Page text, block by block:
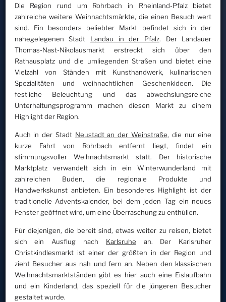
Die Region rund um Rohrbach in Rheinland-Pfalz bietet
zahlreiche weitere Weihnachtsmärkte, die einen Besuch wert
sind. Ein besonders beliebter Markt befindet sich in der
nahegelegenen Stadt Landau in der Pfalz. Der Landauer
Thomas-Nast-Nikolausmarkt erstreckt sich über den
Rathausplatz und die umliegenden Straßen und bietet eine
Vielzahl von Ständen mit Kunsthandwerk, kulinarischen
Spezialitäten und weihnachtlichen Geschenkideen. Die
festliche Beleuchtung und das abwechslungsreiche
Unterhaltungsprogramm machen diesen Markt zu einem
Highlight der Region.
Auch in der Stadt Neustadt an der Weinstraße, die nur eine
kurze Fahrt von Rohrbach entfernt liegt, findet ein
stimmungsvoller Weihnachtsmarkt statt. Der historische
Marktplatz verwandelt sich in ein Winterwunderland mit
zahlreichen Buden, die regionale Produkte und
Handwerkskunst anbieten. Ein besonderes Highlight ist der
traditionelle Adventskalender, bei dem jeden Tag ein neues
Fenster geöffnet wird, um eine Überraschung zu enthüllen.
Für diejenigen, die bereit sind, etwas weiter zu reisen, bietet
sich ein Ausflug nach Karlsruhe an. Der Karlsruher
Christkindlesmarkt ist einer der größten in der Region und
zieht Besucher aus nah und fern an. Neben den klassischen
Weihnachtsmarktständen gibt es hier auch eine Eislaufbahn
und ein Kinderland, das speziell für die jüngeren Besucher
gestaltet wurde.